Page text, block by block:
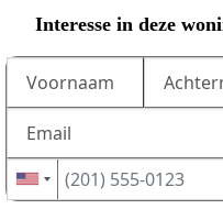
Interesse in deze